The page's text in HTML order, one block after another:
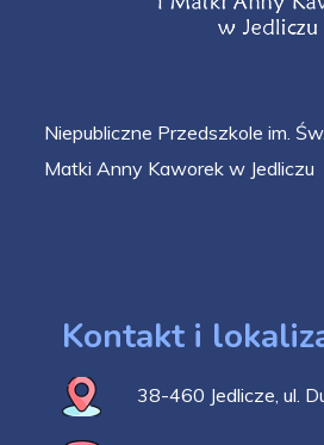
Niepubliczne Przedszkole im.
Matki Anny Kaworek w Jedliczu
Kontakt i
38-460 Jedlicze, ul.